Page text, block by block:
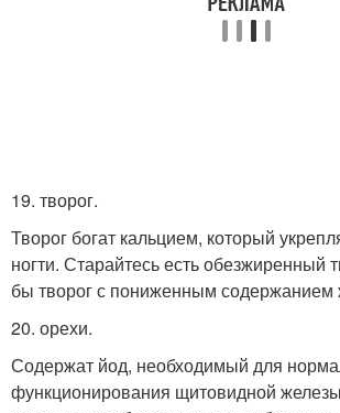
19. творог.
Творог богат кальцием, который
ногти. Старайтесь есть обезжиренный
бы творог с пониженным содержанием
20. орехи.
Содержат йод, необходимый для
функционирования щитовидной